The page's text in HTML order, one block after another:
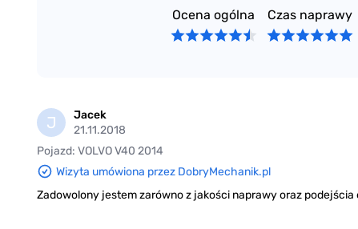
Ocena ogólna Czas naprawy
J
Jacek
21.11.2018
Pojazd: VOLVO V40 2014
Wizyta umówiona przez DobryMechanik.pl
Zadowolony jestem zarówno z jakości naprawy oraz podejścia